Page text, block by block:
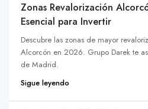
Zonas Revalorización
Esencial para Invertir
Descubre las zonas de mayor
Alcorcón en 2026. Grupo Darek te
de Madrid.
Sigue leyendo